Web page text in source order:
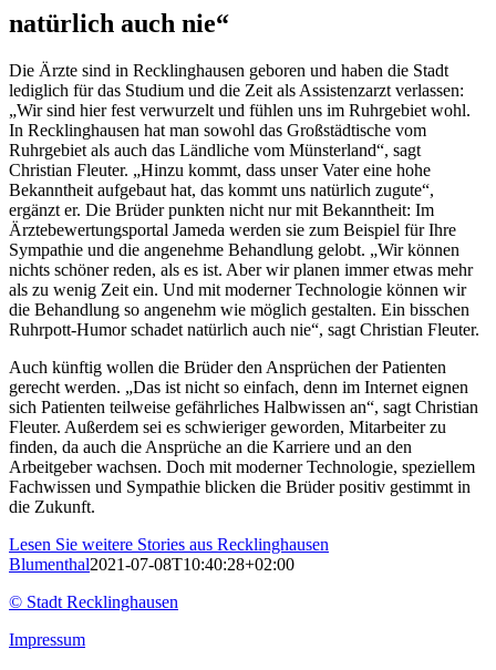
natürlich auch nie“
Die Ärzte sind in Recklinghausen geboren und haben die Stadt
lediglich für das Studium und die Zeit als Assistenzarzt verlassen:
„Wir sind hier fest verwurzelt und fühlen uns im Ruhrgebiet wohl.
In Recklinghausen hat man sowohl das Großstädtische vom
Ruhrgebiet als auch das Ländliche vom Münsterland“, sagt
Christian Fleuter. „Hinzu kommt, dass unser Vater eine hohe
Bekanntheit aufgebaut hat, das kommt uns natürlich zugute“,
ergänzt er. Die Brüder punkten nicht nur mit Bekanntheit: Im
Ärztebewertungsportal Jameda werden sie zum Beispiel für Ihre
Sympathie und die angenehme Behandlung gelobt. „Wir können
nichts schöner reden, als es ist. Aber wir planen immer etwas mehr
als zu wenig Zeit ein. Und mit moderner Technologie können wir
die Behandlung so angenehm wie möglich gestalten. Ein bisschen
Ruhrpott-Humor schadet natürlich auch nie“, sagt Christian Fleuter.
Auch künftig wollen die Brüder den Ansprüchen der Patienten
gerecht werden. „Das ist nicht so einfach, denn im Internet eignen
sich Patienten teilweise gefährliches Halbwissen an“, sagt Christian
Fleuter. Außerdem sei es schwieriger geworden, Mitarbeiter zu
finden, da auch die Ansprüche an die Karriere und an den
Arbeitgeber wachsen. Doch mit moderner Technologie, speziellem
Fachwissen und Sympathie blicken die Brüder positiv gestimmt in
die Zukunft.
Lesen Sie weitere Stories aus Recklinghausen
Blumenthal2021-07-08T10:40:28+02:00
© Stadt Recklinghausen
Impressum